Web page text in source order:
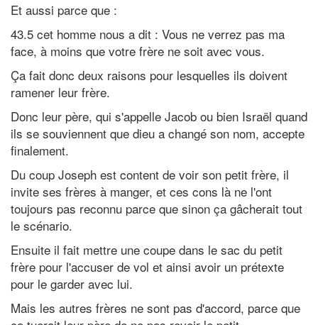
Et aussi parce que :
43.5 cet homme nous a dit : Vous ne verrez pas ma
face, à moins que votre frère ne soit avec vous.
Ça fait donc deux raisons pour lesquelles ils doivent
ramener leur frère.
Donc leur père, qui s'appelle Jacob ou bien Israël quand
ils se souviennent que dieu a changé son nom, accepte
finalement.
Du coup Joseph est content de voir son petit frère, il
invite ses frères à manger, et ces cons là ne l'ont
toujours pas reconnu parce que sinon ça gâcherait tout
le scénario.
Ensuite il fait mettre une coupe dans le sac du petit
frère pour l'accuser de vol et ainsi avoir un prétexte
pour le garder avec lui.
Mais les autres frères ne sont pas d'accord, parce que